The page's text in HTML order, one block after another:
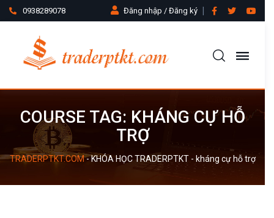
0938289078 Đăng nhập / Đăng ký
COURSE TAG: KHÁNG CỰ HỖ
TRỢ
TRADERPTKT.COM-KHÓA HỌC TRADERPTKT- kháng cự hỗ trợ